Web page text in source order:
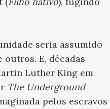
seria assumido
E, décadas
Luther King em
The Underground
pelos escravos